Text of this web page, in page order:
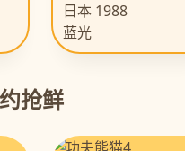
日本 1988
蓝光
抢鲜